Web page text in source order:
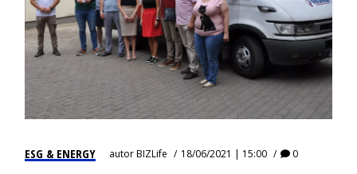
ESG & ENERGY autorBIZLife 18/06/2021 | 15:00 0